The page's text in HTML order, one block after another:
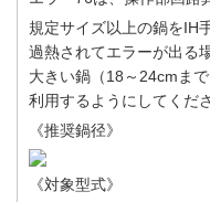
規定サイズ以上の鍋をIH
過熱されてエラーが出る
大きい鍋（18～24cmま
利用するようにしてくだ
《推奨鍋径》
《対象型式》